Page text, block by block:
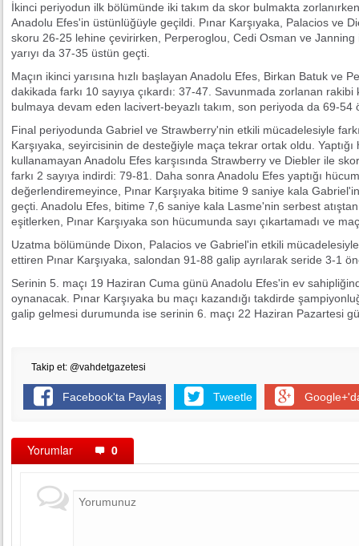
İkinci periyodun ilk bölümünde iki takım da skor bulmakta
Anadolu Efes'in üstünlüğüyle geçildi. Pınar Karşıyaka, Palacios ve
skoru 26-25 lehine çevirirken, Perperoglou, Cedi Osman ve
yarıyı da 37-35 üstün geçti.
Maçın ikinci yarısına hızlı başlayan Anadolu Efes, Birkan Batuk ve
dakikada farkı 10 sayıya çıkardı: 37-47. Savunmada zorlanan rakibi
bulmaya devam eden lacivert-beyazlı takım, son periyoda da 69-54
Final periyodunda Gabriel ve Strawberry'nin etkili mücadelesiyle
Karşıyaka, seyircisinin de desteğiyle maça tekrar ortak oldu. Yaptığı
kullanamayan Anadolu Efes karşısında Strawberry ve Diebler ile
farkı 2 sayıya indirdi: 79-81. Daha sonra Anadolu Efes yaptığı
değerlendiremeyince, Pınar Karşıyaka bitime 9 saniye kala
geçti. Anadolu Efes, bitime 7,6 saniye kala Lasme'nin serbest
eşitlerken, Pınar Karşıyaka son hücumunda sayı çıkartamadı ve
Uzatma bölümünde Dixon, Palacios ve Gabriel'in etkili
ettiren Pınar Karşıyaka, salondan 91-88 galip ayrılarak seride 3-1
Serinin 5. maçı 19 Haziran Cuma günü Anadolu Efes'in ev
oynanacak. Pınar Karşıyaka bu maçı kazandığı takdirde
galip gelmesi durumunda ise serinin 6. maçı 22 Haziran Pazartesi
Takip et: @vahdetgazetesi
Facebook'ta Paylaş Tweetle
Yorumlar 0